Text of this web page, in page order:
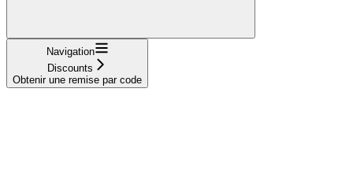
Navigation
Discounts
Obtenir une remise par code